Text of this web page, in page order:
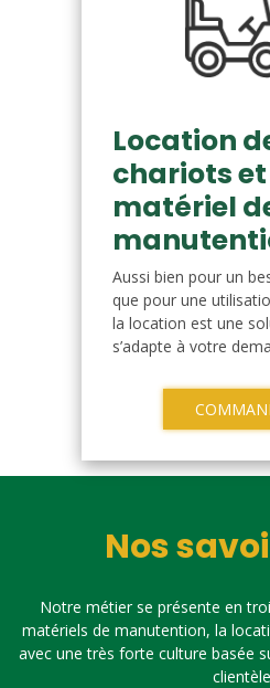
Location
chariots et
matériel
Aussi bien pour un
que pour une
la location est une
s’adapte à votre
Nos
Notre métier se présente en
matériels de manutention, la
avec une très forte culture basée